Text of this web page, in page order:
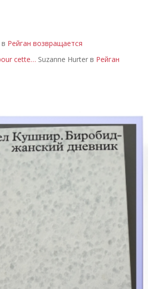
Рейган возвращается
cette… Suzanne Hurter в Рейган